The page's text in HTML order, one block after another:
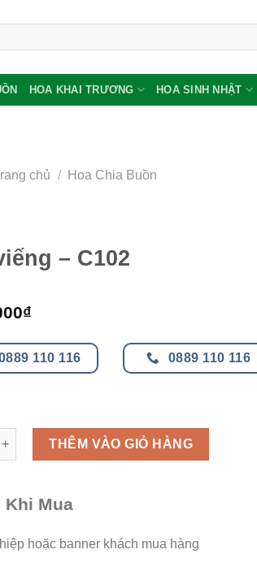
HOA KHAI TRƯƠNG HOA SINH NHẬT
chủ / Hoa Chia Buồn
– C102
₫
110 116 0889 110 116
- C102 số lượng
THÊM VÀO GIỎ HÀNG
Mua
hoặc banner khách mua hàng